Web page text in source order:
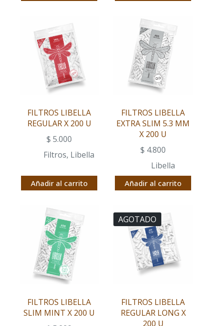
FILTROS LIBELLA
REGULAR X 200 U
$ 5.000
Filtros, Libella
Añadir al carrito
FILTROS LIBELLA
EXTRA SLIM 5.3 MM
X 200 U
$ 4.800
Libella
Añadir al carrito
FILTROS LIBELLA
SLIM MINT X 200 U
AGOTADO
FILTROS LIBELLA
REGULAR LONG X
200 U